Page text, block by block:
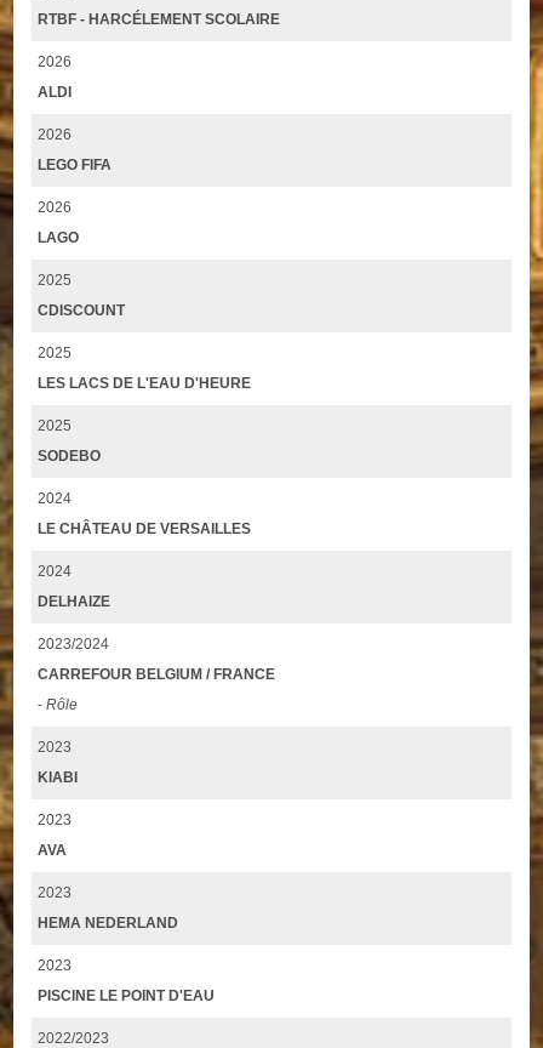
RTBF - HARCÉLEMENT SCOLAIRE
2026
ALDI
2026
LEGO FIFA
2026
LAGO
2025
CDISCOUNT
2025
LES LACS DE L'EAU D'HEURE
2025
SODEBO
2024
LE CHÂTEAU DE VERSAILLES
2024
DELHAIZE
2023/2024
CARREFOUR BELGIUM / FRANCE
-Rôle
2023
KIABI
2023
AVA
2023
HEMA NEDERLAND
2023
PISCINE LE POINT D'EAU
2022/2023